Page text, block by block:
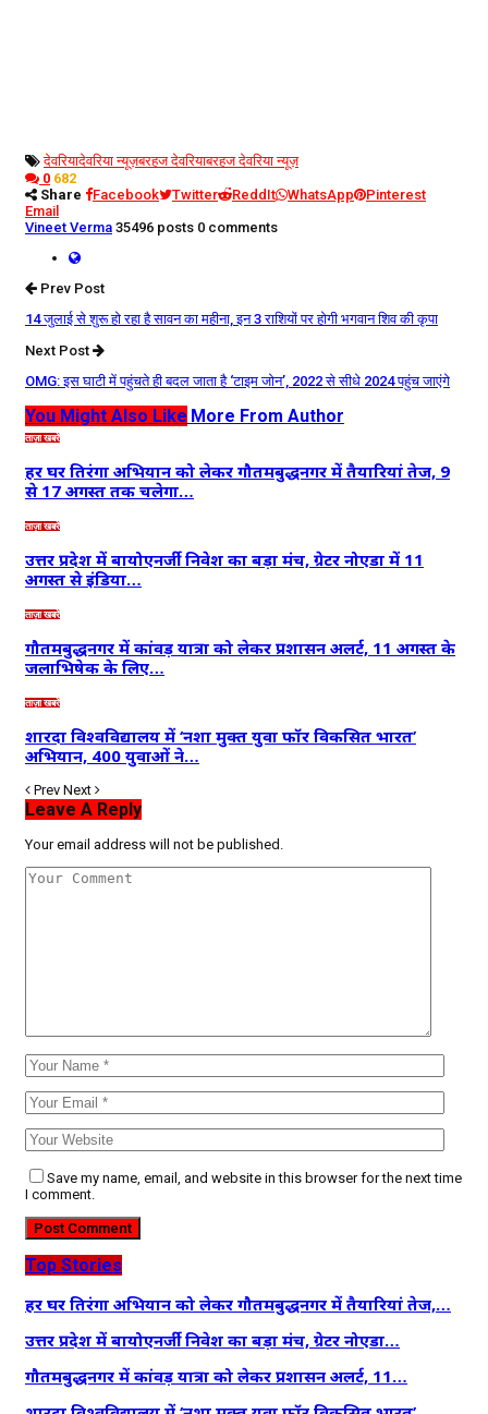
देवरियादेवरिया न्यूज़बरहज देवरियाबरहज देवरिया न्यूज़
0 682
Share
Facebook Twitter ReddIt WhatsApp
Pinterest
Email
Vineet Verma 35496 posts 0 comments
Prev Post
14 जुलाई से शुरू हो रहा है सावन का महीना, इन 3 राशियों पर होगी भगवान शिव की कृपा
Next Post
OMG: इस घाटी में पहुंचते ही बदल जाता है ‘टाइम जोन’, 2022 से सीधे 2024 पहुंच जाएंगे
You Might Also Like More From Author
ताज़ा खबरें
हर घर तिरंगा अभियान को लेकर गौतमबुद्धनगर में तैयारियां तेज, 9
से 17 अगस्त तक चलेगा…
ताज़ा खबरें
उत्तर प्रदेश में बायोएनर्जी निवेश का बड़ा मंच, ग्रेटर नोएडा में 11
अगस्त से इंडिया…
ताज़ा खबरें
गौतमबुद्धनगर में कांवड़ यात्रा को लेकर प्रशासन अलर्ट, 11 अगस्त के
जलाभिषेक के लिए…
ताज़ा खबरें
शारदा विश्वविद्यालय में ‘नशा मुक्त युवा फॉर विकसित भारत’
अभियान, 400 युवाओं ने…
Prev Next
Leave A Reply
Your email address will not be published.
Save my name, email, and website in this browser for the next time
I comment.
Top Stories
हर घर तिरंगा अभियान को लेकर गौतमबुद्धनगर में तैयारियां तेज,…
उत्तर प्रदेश में बायोएनर्जी निवेश का बड़ा मंच, ग्रेटर नोएडा…
गौतमबुद्धनगर में कांवड़ यात्रा को लेकर प्रशासन अलर्ट, 11…